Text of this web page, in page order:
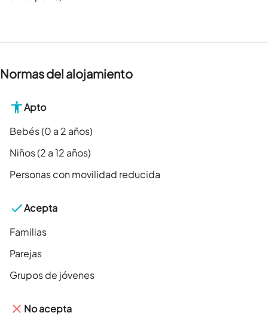
Normas del alojamiento
Apto
Bebés (0 a 2 años)
Niños (2 a 12 años)
Personas con movilidad reducida
Acepta
Familias
Parejas
Grupos de jóvenes
No acepta